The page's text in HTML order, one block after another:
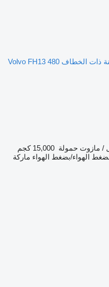
شاحنة ذات الخطاف Volvo FH13 480
/ مازوت حمولة 15,000 كجم
الهواء/بضغط الهواء ماركة